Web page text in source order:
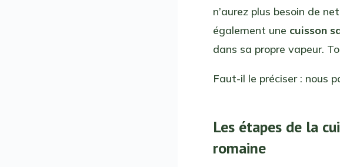
n’aurez plus besoin de
également une cuisson
dans sa propre vapeur.
Faut-il le préciser : nous
Les étapes de la
romaine